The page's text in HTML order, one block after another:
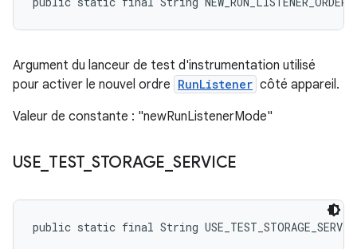
Argument du lanceur de test d'instrumentation utilisé
pour activer le nouvel ordre RunListener côté appareil.
Valeur de constante : "newRunListenerMode"
USE TEST_ STORAGE SERVICE
public static final String